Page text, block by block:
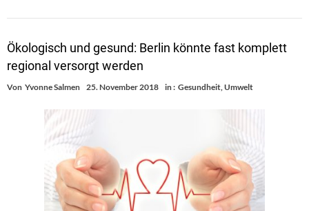
Ökologisch und gesund: Berlin könnte fast komplett
regional versorgt werden
Von Yvonne Salmen 25. November 2018 in : Gesundheit,Umwelt